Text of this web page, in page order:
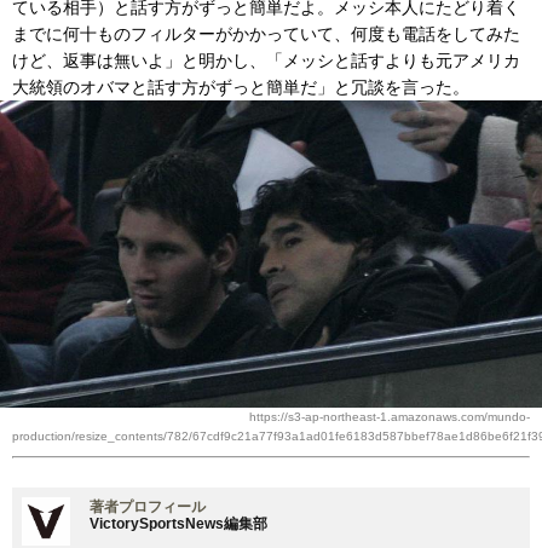
ている相手）と話す方がずっと簡単だよ。メッシ本人にたどり着く
までに何十ものフィルターがかかっていて、何度も電話をしてみた
けど、返事は無いよ」と明かし、「メッシと話すよりも元アメリカ
大統領のオバマと話す方がずっと簡単だ」と冗談を言った。
https://s3-ap-northeast-1.amazonaws.com/mundo-
production/resize_contents/782/
著者プロフィール
VictorySportsNews編集部